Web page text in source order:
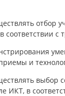
отбор
соответствии
и
выбор
ИКТ, в